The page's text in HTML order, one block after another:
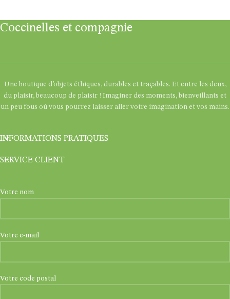
Coccinelles et compagnie
Une boutique d’objets éthiques, durables et traçables. Et entre les deux,
du plaisir, beaucoup de plaisir ! Imaginer des moments, bienveillants et
un peu fous où vous pourrez laisser aller votre imagination et vos mains.
INFORMATIONS PRATIQUES
SERVICE CLIENT
Votre nom
Votre e-mail
Votre code postal